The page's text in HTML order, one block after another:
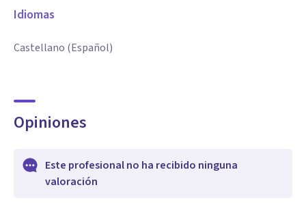
Idiomas
Castellano (Español)
Opiniones
Este profesional no ha recibido ninguna
valoración